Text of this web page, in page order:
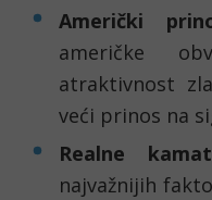
Američki
američke
atraktivnost
veći prinos na
Realne
najvažnijih